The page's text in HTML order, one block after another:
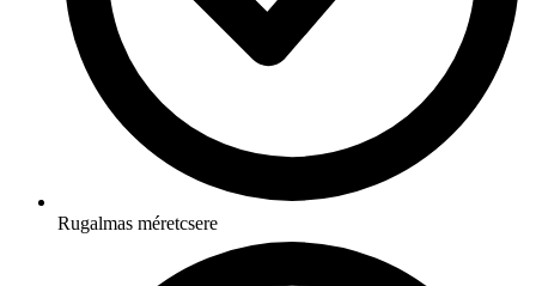
Rugalmas méretcsere